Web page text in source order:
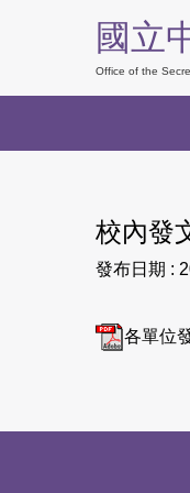
要
容
國立
Office of the
校內發
發布日期 :
各單位